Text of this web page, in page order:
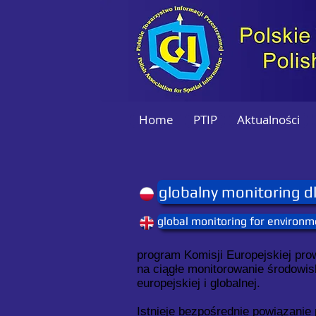
Home PTIP Aktualności
globalny monitoring
global monitoring for
program Komisji Europejskiej
na ciągłe monitorowanie
europejskiej i globalnej.
Istnieje bezpośrednie